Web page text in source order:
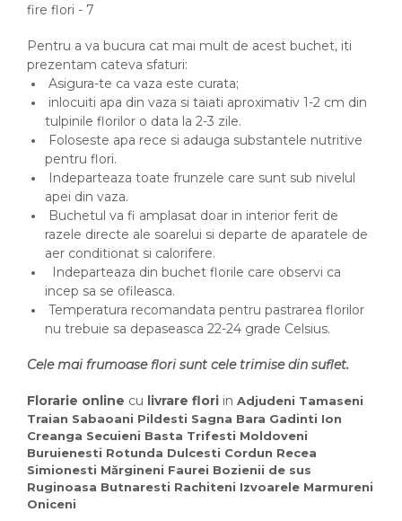
fire flori - 7
Pentru a va bucura cat mai mult de acest buchet, iti
prezentam cateva sfaturi:
Asigura-te ca vaza este curata;
inlocuiti apa din vaza si taiati aproximativ 1-2 cm din
tulpinile florilor o data la 2-3 zile.
Foloseste apa rece si adauga substantele nutritive
pentru flori.
Indeparteaza toate frunzele care sunt sub nivelul
apei din vaza.
Buchetul va fi amplasat doar in interior ferit de
razele directe ale soarelui si departe de aparatele de
aer conditionat si calorifere.
Indeparteaza din buchet florile care observi ca
incep sa se ofileasca.
Temperatura recomandata pentru pastrarea florilor
nu trebuie sa depaseasca 22-24 grade Celsius.
Cele mai frumoase flori sunt cele trimise din suflet.
Florarie online cu livrare flori in Adjudeni Tamaseni
Traian Sabaoani Pildesti Sagna Bara Gadinti Ion
Creanga Secuieni Basta Trifesti Moldoveni
Buruienesti Rotunda Dulcesti Cordun Recea
Simionesti Mărgineni Faurei Bozienii de sus
Ruginoasa Butnaresti Rachiteni Izvoarele Marmureni
Oniceni